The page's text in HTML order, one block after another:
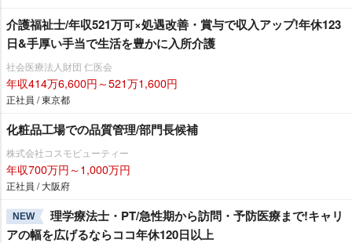
介護福祉士/年収521万可×処遇改善・賞与で収入アップ!年休123
日&手厚い手当で生活を豊かに入所介護
社会医療法人財団 仁医会
年収414万6,600円～521万1,600円
正社員 / 東京都
化粧品工場での品質管理/部門長候補
株式会社コスモビューティー
年収700万円～1,000万円
正社員 / 大阪府
NEW
理学療法士・PT/急性期から訪問・予防医療まで!キャリ
アの幅を広げるならココ年休120日以上